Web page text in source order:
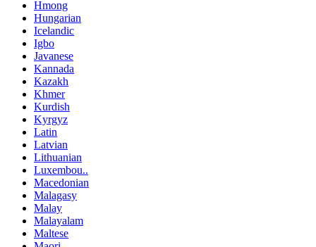
Hmong
Hungarian
Icelandic
Igbo
Javanese
Kannada
Kazakh
Khmer
Kurdish
Kyrgyz
Latin
Latvian
Lithuanian
Luxembou..
Macedonian
Malagasy
Malay
Malayalam
Maltese